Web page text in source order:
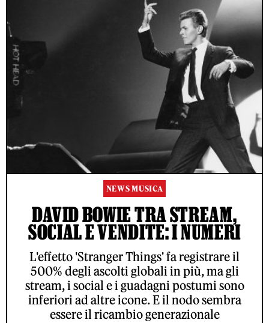
NEWS MUSICA
DAVID BOWIE TRA STREAM,
SOCIAL E VENDITE: I NUMERI
L'effetto 'Stranger Things' fa registrare il
500% degli ascolti globali in più, ma gli
stream, i social e i guadagni postumi sono
inferiori ad altre icone. E il nodo sembra
essere il ricambio generazionale